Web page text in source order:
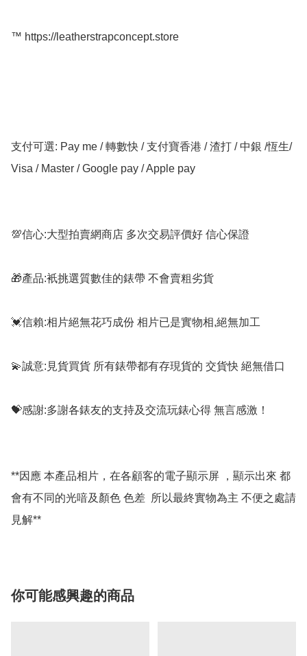
™️ https://leatherstrapconcept.store
支付可選: Pay me / 轉數快 / 支付寶香港 / 渣打 / 中銀 /恆生/
Visa / Master / Google pay / Apple pay
💯信心:大型拍賣網商店 多次交易評價好 信心保證
🎁產品:衹挑選質數佳的錶帶 不會賣粗劣貨
💓信賴:相片絕無花巧成份 相片已是實物相,絕無加工
💫誠意:見貨買貨 所有錶帶都有存現貨的 交貨快 絕無借口
💝感謝:多謝各錶友的支持及交流玩錶心得 無言感激！
**因應 本產品相片，在各顧客的電子顯示屏 ，顯示出來 都
會有不同的光喑及顏色 色差  所以最終實物為主 不便之處請
你可能感興趣的商品